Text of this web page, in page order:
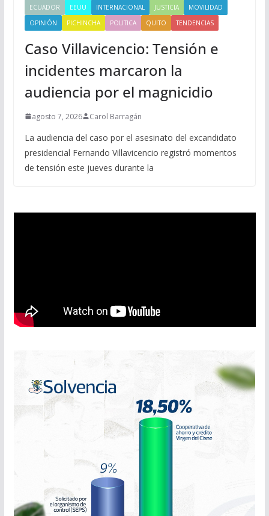
ECUADOR EEUU INTERNACIONAL JUSTICIA
MOVILIDAD
OPINIÓN
PICHINCHA POLITICA QUITO TENDENCIAS
Caso Villavicencio: Tensión e
incidentes marcaron la
audiencia por el magnicidio
agosto 7, 2026 Carol Barragán
La audiencia del caso por el asesinato del excandidato
presidencial Fernando Villavicencio registró momentos
de tensión este jueves durante la